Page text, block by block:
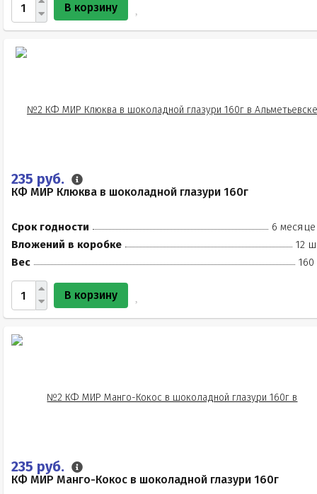
В корзину
235 руб.
КФ МИР Клюква в шоколадной глазури 160г
Срок годности
6
Вложений в коробке
12
Вес
160
В корзину
235 руб.
КФ МИР Манго-Кокос в шоколадной глазури 160г